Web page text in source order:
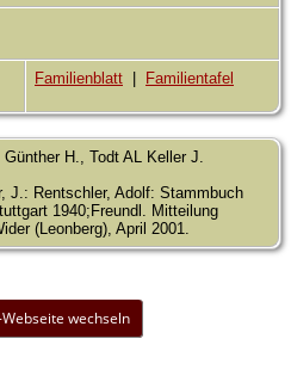
Familienblatt Familientafel
H., Todt AL Keller J.
J.: Rentschler, Adolf: Stammbuch
1940;Freundl. Mitteilung
(Leonberg), April 2001.
wechseln